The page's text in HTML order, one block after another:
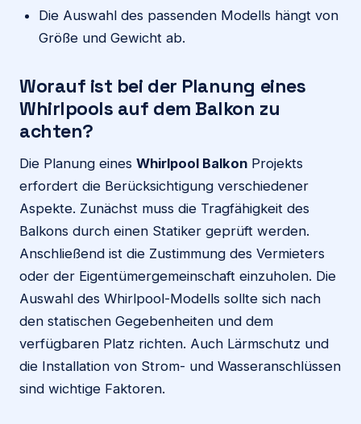
Die Auswahl des passenden Modells hängt von
Größe und Gewicht ab.
Worauf ist bei der Planung eines
Whirlpools auf dem Balkon zu
achten?
Die Planung eines Whirlpool Balkon Projekts
erfordert die Berücksichtigung verschiedener
Aspekte. Zunächst muss die Tragfähigkeit des
Balkons durch einen Statiker geprüft werden.
Anschließend ist die Zustimmung des Vermieters
oder der Eigentümergemeinschaft einzuholen. Die
Auswahl des Whirlpool-Modells sollte sich nach
den statischen Gegebenheiten und dem
verfügbaren Platz richten. Auch Lärmschutz und
die Installation von Strom- und Wasseranschlüssen
sind wichtige Faktoren.